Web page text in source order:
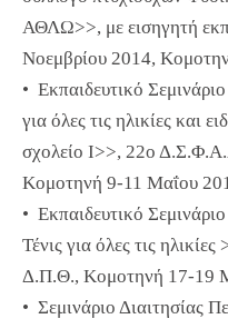
ΑΘΛΩ>>, με εισηγητή
Νοεμβρίου 2014,
• Εκπαιδευτικό
για όλες τις ηλικίες και
σχολείο Ι>>, 22ο
Κομοτηνή 9-11 Μαΐου
• Εκπαιδευτικό
Τένις για όλες τις
Δ.Π.Θ., Κομοτηνή 17-19
• Σεμινάριο Διαιτησίας